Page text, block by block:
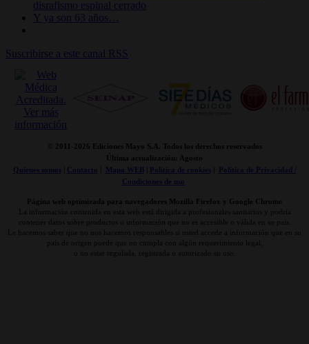
disrafismo espinal cerrado
Y ya son 63 años…
Suscribirse a este canal RSS
© 2011- 2026 Ediciones Mayo S.A. Todos los derechos reservados
Última actualización: Agosto
Quienes somos| Contacto Mapa WEB| Politica de cookies|
Politica de Privacidad /
Condiciones de uso
Página web optimizada para navegadores Mozilla Firefox y Google Chrome
La información contenida en esta web está dirigida a profesionales sanitarios y podría
contener datos sobre productos o información que no es accesible o válida en su país.
Le hacemos saber que no nos hacemos responsables si usted accede a información que en su
país de origen puede que no cumpla con algún requerimiento legal,
o no estar regulada, registrada o autorizado su uso.